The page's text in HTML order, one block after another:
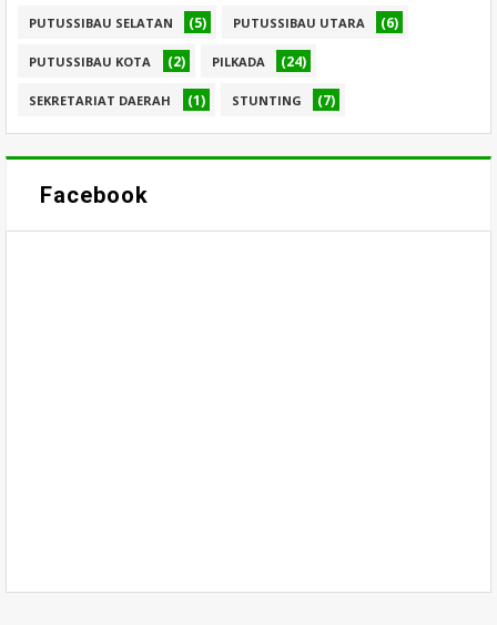
PUTUSSIBAU SELATAN (5) PUTUSSIBAU UTARA (6)
PUTUSSIBAU KOTA (2) PILKADA (24)
SEKRETARIAT DAERAH (1) STUNTING (7)
Facebook